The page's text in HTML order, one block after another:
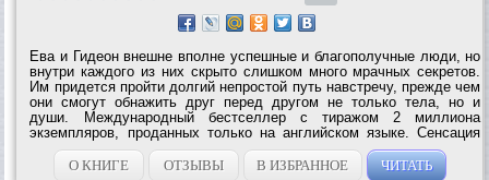
Ева и Гидеон внешне вполне успешные и благополучные люди, но
внутри каждого из них скрыто слишком много мрачных секретов.
Им придется пройти долгий непростой путь навстречу, прежде чем
они смогут обнажить друг перед другом не только тела, но и
души. Международный бестселлер с тиражом 2 миллиона
экземпляров, проданных только на английском языке. Сенсация
2012 года. По свидетельству авторитетного издания «Bookseller»,
за последнее...
О КНИГЕ ОТЗЫВЫ В ИЗБРАННОЕ ЧИТАТЬ